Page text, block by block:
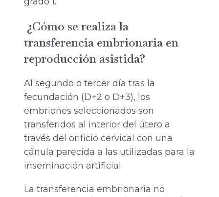
¿Cómo se realiza la
transferencia embrionaria en
reproducción asistida?
Al segundo o tercer día tras la
fecundación (D+2 o D+3), los
embriones seleccionados son
transferidos al interior del útero a
través del orificio cervical con una
cánula parecida a las utilizadas para la
inseminación artificial.
La transferencia embrionaria no